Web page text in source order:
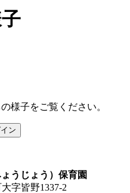
様子をご覧ください。
うじょう）保育園
字皆野1337-2